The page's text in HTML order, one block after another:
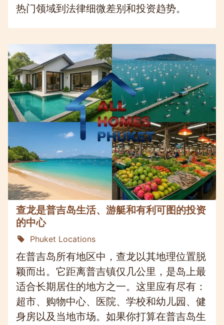
热门领域到法律细微差别和投资趋势。
查龙是普吉岛生活、游艇和有利可图的投资
的中心
Phuket Locations
在普吉岛所有地区中，查龙以其地理位置脱
颖而出。它距离普吉镇仅几公里，是岛上最
适合长期居住的地方之一。这里应有尽有：
超市、购物中心、医院、学校和幼儿园、健
身房以及当地市场。如果你打算在普吉岛生